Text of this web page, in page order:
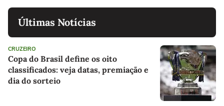
Últimas Notícias
CRUZEIRO
Copa do Brasil define os oito
classificados: veja datas, premiação e
dia do sorteio